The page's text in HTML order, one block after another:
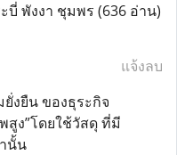
บี่ พังงา ชุมพร (636 อ่าน)
แจ้งลบ
งยืน ของธุระกิจ
สูง”โดยใช้วัสดุ ที่มี
นั้น